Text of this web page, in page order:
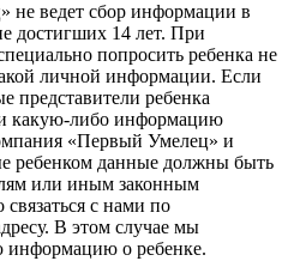
ведет сбор информации в
достигших 14 лет. При
попросить ребенка не
личной информации. Если
представители ребенка
какую-либо информацию
«Первый Умелец» и
ребенком данные должны быть
или иным законным
с нами по
В этом случае мы
информацию о ребенке.